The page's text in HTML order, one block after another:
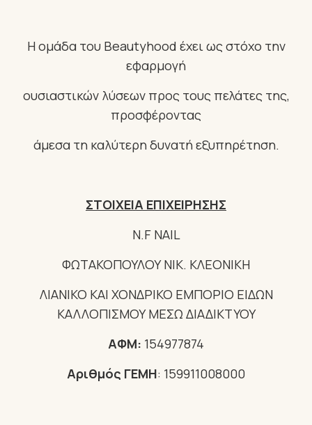
Η ομάδα του Beautyhood έχει ως στόχο την
εφαρμογή
ουσιαστικών λύσεων προς τους πελάτες της,
προσφέροντας
άμεσα τη καλύτερη δυνατή εξυπηρέτηση.
ΣΤΟΙΧΕΙΑ ΕΠΙΧΕΙΡΗΣΗΣ
N.F NAIL
ΦΩΤΑΚΟΠΟΥΛΟΥ ΝΙΚ. ΚΛΕΟΝΙΚΗ
ΛΙΑΝΙΚΟ ΚΑΙ ΧΟΝΔΡΙΚΟ ΕΜΠΟΡΙΟ ΕΙΔΩΝ
ΚΑΛΛΟΠΙΣΜΟΥ ΜΕΣΩ ΔΙΑΔΙΚΤΥΟΥ
ΑΦΜ: 154977874
Αριθμός ΓΕΜΗ: 159911008000